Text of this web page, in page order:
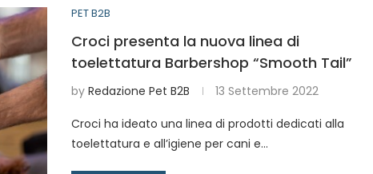
PET B2B
Croci presenta la nuova linea di
toelettatura Barbershop “Smooth Tail”
by Redazione Pet B2B 13 Settembre 2022
Croci ha ideato una linea di prodotti dedicati alla
toelettatura e all’igiene per cani e…